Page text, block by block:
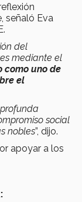
señaló Eva
del
mediante el
como uno de
el
social
nobles”, dijo.
apoyar a los